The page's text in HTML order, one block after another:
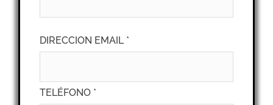
DIRECCION EMAIL *
TELÉFONO *